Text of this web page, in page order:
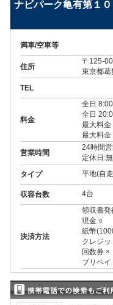
ナビパーク亀有第１０
満車/空車等
住所
〒125-
東京都
TEL
料金
全日
全日
最大料
最大料
営業時間
24時間
定休日:
タイプ
平地(自
収容台数 4台
決済方法
領収書発
現金 ○
紙幣
クレジ
回数券 ×
プリペ
3ナンバ
RV ○
1BOX ○